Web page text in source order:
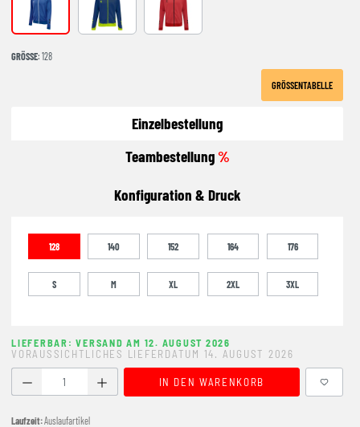
TRUE BLUE DARK DENIM TRUE RED
GRÖSSE : 128
GRÖSSENTABELLE
Einzelbestellung
Teambestellung%
Konfiguration & Druck
128 140 152 164 176
S M XL 2XL 3XL
LIEFERBAR: VERSAND AM 12. AUGUST 2026
VORAUSSICHTLICHES LIEFERDATUM 14. AUGUST 2026
Produkt Anzahl: Gib den gewünschten Wert ein oder
IN DEN WARENKORB
Laufzeit:Auslaufartikel